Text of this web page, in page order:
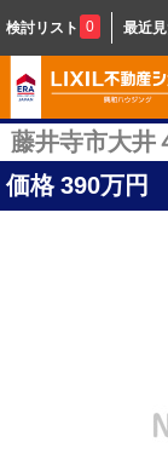
検討リスト 0 最近
藤井寺市大井
価格 390万円